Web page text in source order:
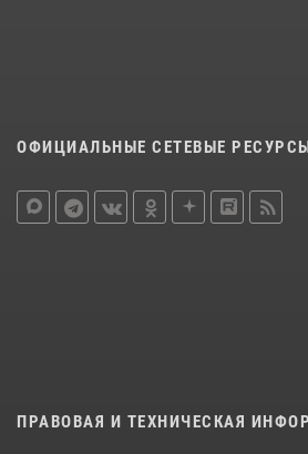
ОФИЦИАЛЬНЫЕ СЕТЕВЫЕ
ПРАВОВАЯ И ТЕХНИЧЕСКАЯ